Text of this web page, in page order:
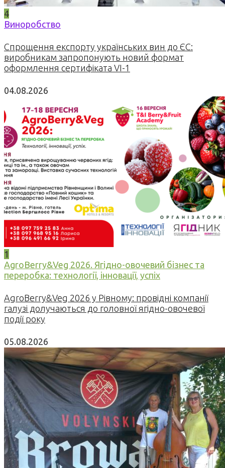
4
Виноробство
Спрощення експорту українських вин до ЄС:
виробникам запропонують новий формат
оформлення сертифіката VI-1
04.08.2026
1
AgroBerry&Veg 2026. Ягідно-овочевий бізнес та
переробка: технології, інновації, успіх
AgroBerry&Veg 2026 у Рівному: провідні компанії
галузі долучаються до головної ягідно-овочевої
події року
05.08.2026